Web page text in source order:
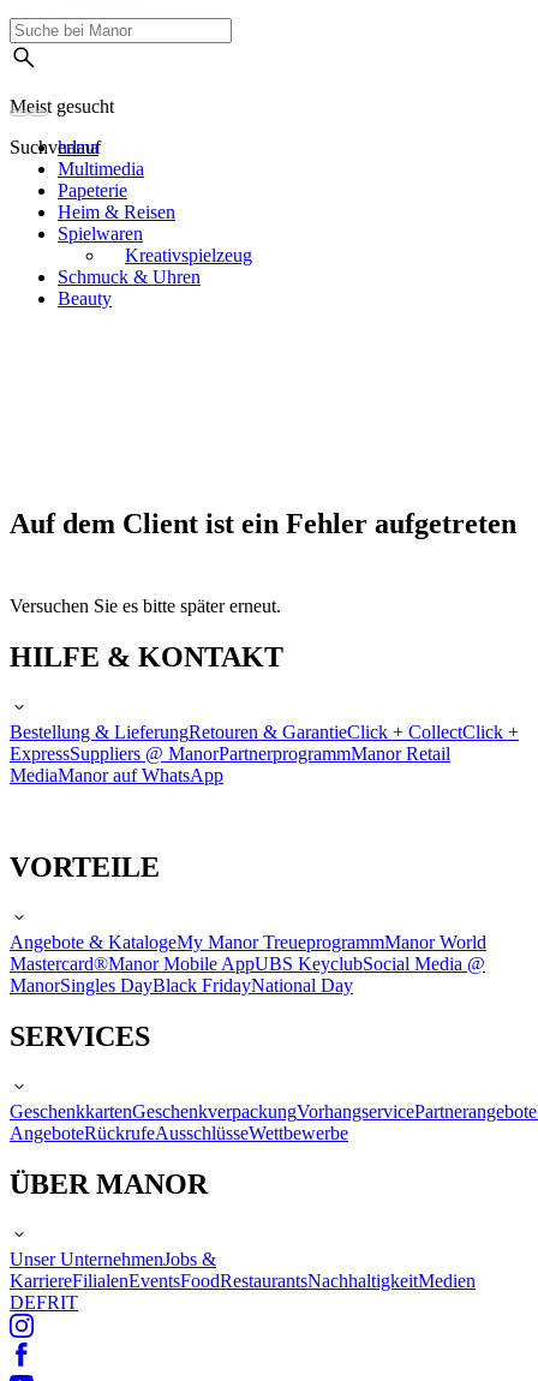
Meist gesucht
Suchverlauf
hama
Multimedia
Papeterie
Heim & Reisen
Spielwaren
Kreativspielzeug
Schmuck & Uhren
Beauty
Auf dem Client ist ein Fehler aufgetreten
Versuchen Sie es bitte später erneut.
HILFE & KONTAKT
Bestellung & LieferungRetouren & GarantieClick + CollectClick +
ExpressSuppliers @ ManorPartnerprogrammManor Retail
MediaManor auf WhatsApp
VORTEILE
Angebote & KatalogeMy Manor TreueprogrammManor World
Mastercard®Manor Mobile AppUBS KeyclubSocial Media @
ManorSingles DayBlack FridayNational Day
SERVICES
GeschenkkartenGeschenkverpackungVorhangservicePartnerangebote
AngeboteRückrufeAusschlüsseWettbewerbe
ÜBER MANOR
Unser UnternehmenJobs &
KarriereFilialenEventsFoodRestaurantsNachhaltigkeitMedien
DEFRIT